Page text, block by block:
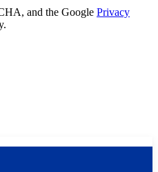
and the Google Privacy